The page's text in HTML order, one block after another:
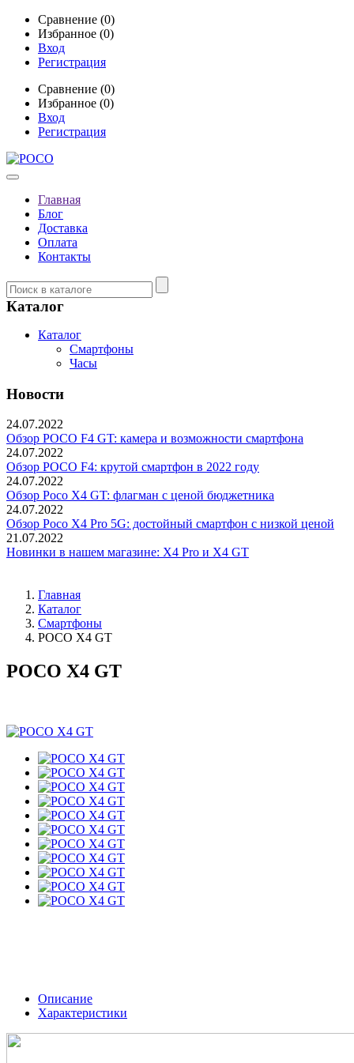
Сравнение (0)
Избранное (0)
Вход
Регистрация
Сравнение (0)
Избранное (0)
Вход
Регистрация
Главная
Блог
Доставка
Оплата
Контакты
Каталог
Каталог
Смартфоны
Часы
Новости
24.07.2022
Обзор POCO F4 GT: камера и возможности смартфона
24.07.2022
Обзор POCO F4: крутой смартфон в 2022 году
24.07.2022
Обзор Poco X4 GT: флагман с ценой бюджетника
24.07.2022
Обзор Poco X4 Pro 5G: достойный смартфон с низкой ценой
21.07.2022
Новинки в нашем магазине: X4 Pro и X4 GT
Главная
Каталог
Смартфоны
POCO X4 GT
POCO X4 GT
Описание
Характеристики